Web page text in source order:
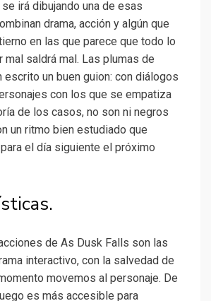
irá dibujando una de esas
drama, acción y algún que
en las que parece que todo lo
mal saldrá mal. Las plumas de
escrito un buen guion: con diálogos
con los que se empatiza
de los casos, no son ni negros
un ritmo bien estudiado que
el día siguiente el próximo
de As Dusk Falls son las
interactivo, con la salvedad de
movemos al personaje. De
es más accesible para